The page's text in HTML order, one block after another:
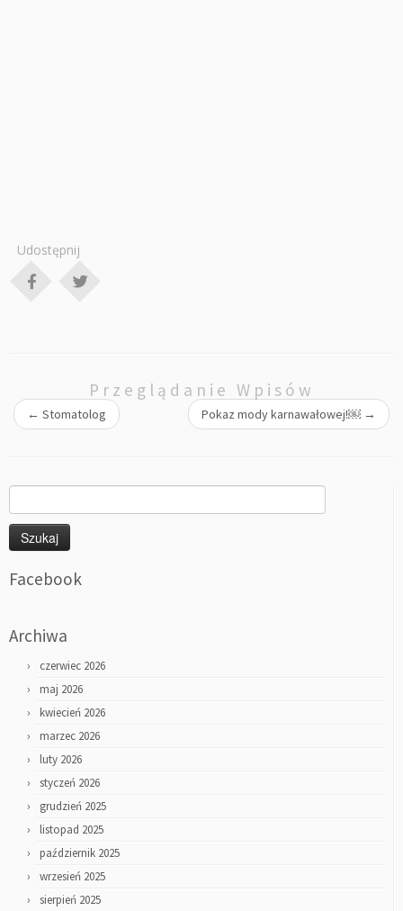
Udostępnij
Przeglądanie Wpisów
← Stomatolog Pokaz mody karnawałowej!￼ →
Facebook
Archiwa
czerwiec 2026
maj 2026
kwiecień 2026
marzec 2026
luty 2026
styczeń 2026
grudzień 2025
listopad 2025
październik 2025
wrzesień 2025
sierpień 2025